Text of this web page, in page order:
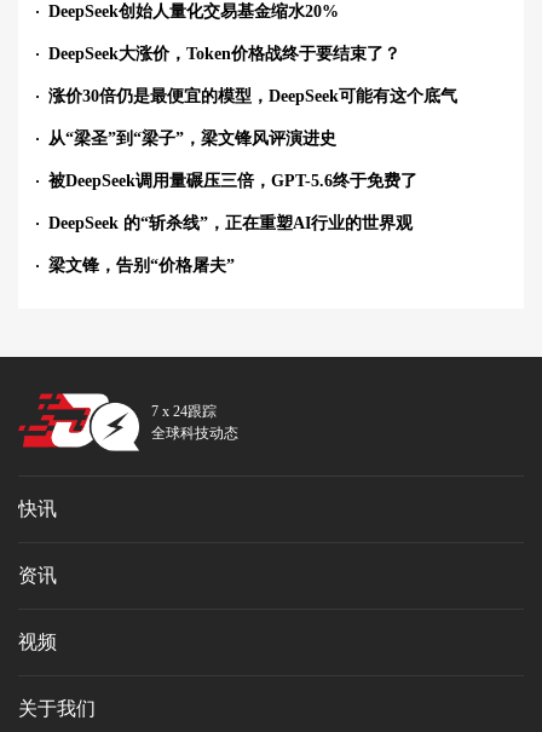
DeepSeek创始人量化交易基金缩水20%
DeepSeek大涨价，Token价格战终于要结束了？
涨价30倍仍是最便宜的模型，DeepSeek可能有这个底气
从“梁圣”到“梁子”，梁文锋风评演进史
被DeepSeek调用量碾压三倍，GPT-5.6终于免费了
DeepSeek 的“斩杀线”，正在重塑AI行业的世界观
梁文锋，告别“价格屠夫”
7 x 24跟踪
全球科技动态
快讯
资讯
视频
关于我们